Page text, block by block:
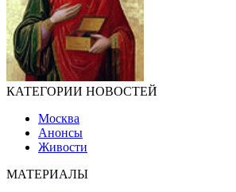
КАТЕГОРИИ НОВОСТЕЙ
Москва
Анонсы
Живости
МАТЕРИАЛЫ